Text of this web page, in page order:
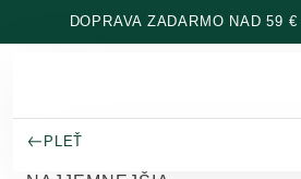
Prejsť na hlavný obsah
DOPRAVA ZADARMO NAD 59
PLEŤ